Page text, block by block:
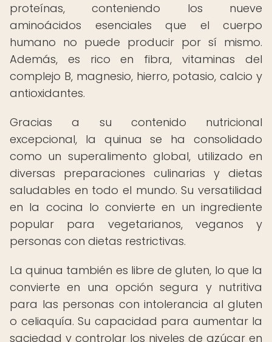
proteínas, conteniendo los nueve
aminoácidos esenciales que el cuerpo
humano no puede producir por sí mismo.
Además, es rico en fibra, vitaminas del
complejo B, magnesio, hierro, potasio, calcio y
antioxidantes.
Gracias a su contenido nutricional
excepcional, la quinua se ha consolidado
como un superalimento global, utilizado en
diversas preparaciones culinarias y dietas
saludables en todo el mundo. Su versatilidad
en la cocina lo convierte en un ingrediente
popular para vegetarianos, veganos y
personas con dietas restrictivas.
La quinua también es libre de gluten, lo que la
convierte en una opción segura y nutritiva
para las personas con intolerancia al gluten
o celiaquía. Su capacidad para aumentar la
saciedad y controlar los niveles de azúcar en